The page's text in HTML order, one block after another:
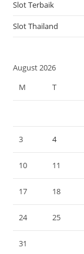
Slot Terbaik
Slot Thailand
August 2026
M
T
3 4
10 11
17 18
24 25
31